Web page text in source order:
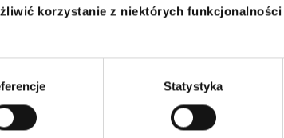
korzystanie z niektórych
Statystyka